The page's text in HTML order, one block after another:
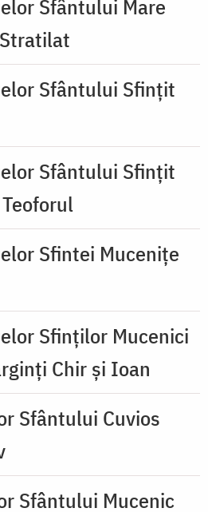
Sfântului Mare
Sfântului Sfințit
Sfântului Sfințit
Sfintei Mucenițe
Sfinților Mucenici
Chir și Ioan
Sfântului Cuvios
Sfântului Mucenic